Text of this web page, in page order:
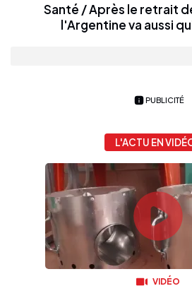
Santé / Après le retrait
l'Argentine va aussi
PUBLICITÉ
L'ACTU EN
VIDÉO